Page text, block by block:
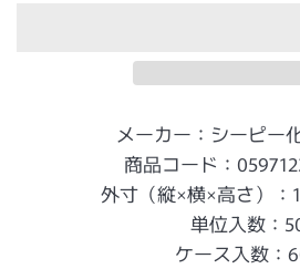
メーカー：シーピー
商品コード：
外寸（縦×横×高さ）：
単位入数：
ケース入数：